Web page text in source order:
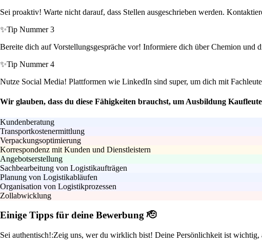
Sei proaktiv! Warte nicht darauf, dass Stellen ausgeschrieben werden.
✨Tip Nummer 3
Bereite dich auf Vorstellungsgespräche vor! Informiere dich über Chemion
✨Tip Nummer 4
Nutze Social Media! Plattformen wie LinkedIn sind super, um dich mit
Wir glauben, dass du diese Fähigkeiten brauchst, um Ausbildung
Kundenberatung
Transportkostenermittlung
Verpackungsoptimierung
Korrespondenz mit Kunden und Dienstleistern
Angebotserstellung
Sachbearbeitung von Logistikaufträgen
Planung von Logistikabläufen
Organisation von Logistikprozessen
Zollabwicklung
Einige Tipps für deine Bewerbung 🫡
Sei authentisch!:Zeig uns, wer du wirklich bist! Deine Persönlichkeit ist wichtig,